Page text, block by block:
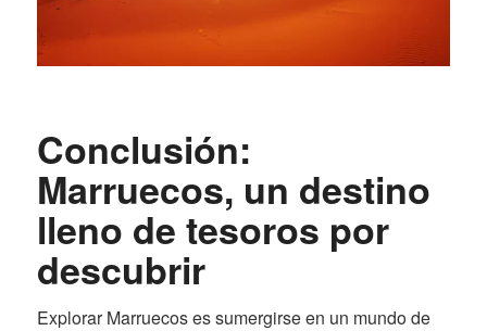
Conclusión:
Marruecos, un destino
lleno de tesoros por
descubrir
Explorar Marruecos es sumergirse en un mundo de